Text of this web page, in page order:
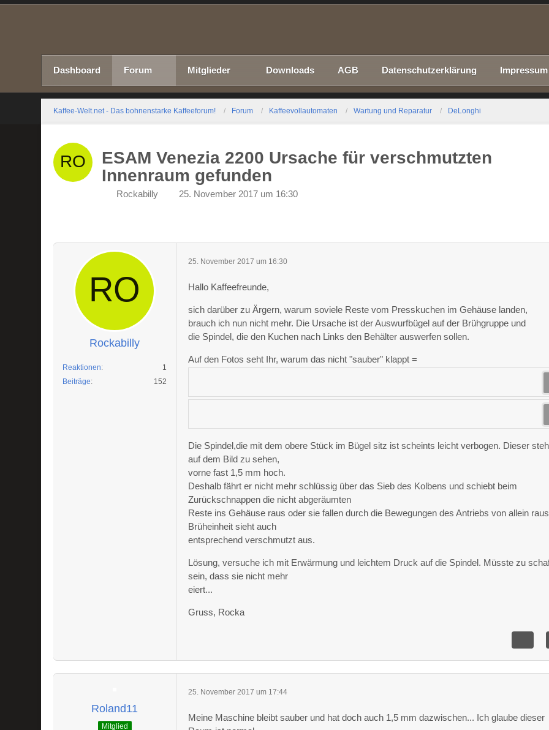
Dashboard Forum Mitglieder Downloads AGB Datenschutzerklärung Impressum
Kaffee-Welt.net - Das bohnenstarke Kaffeeforum! Forum Kaffeevollautomaten Wartung und Reparatur DeLonghi
ESAM Venezia 2200 Ursache für verschmutzten
Innenraum gefunden
Rockabilly 25. November 2017 um 16:30
Rockabilly
Reaktionen
1
Beiträge
152
25. November 2017 um 16:30
Hallo Kaffeefreunde,
sich darüber zu Ärgern, warum soviele Reste vom Presskuchen im Gehäuse landen,
brauch ich nun nicht mehr. Die Ursache ist der Auswurfbügel auf der Brühgruppe und
die Spindel, die den Kuchen nach Links den Behälter auswerfen sollen.
Auf den Fotos seht Ihr, warum das nicht "sauber" klappt =
Die Spindel,die mit dem obere Stück im Bügel sitz ist scheints leicht verbogen. Dieser
auf dem Bild zu sehen,
vorne fast 1,5 mm hoch.
Deshalb fährt er nicht mehr schlüssig über das Sieb des Kolbens und schiebt beim
Zurückschnappen die nicht abgeräumten
Reste ins Gehäuse raus oder sie fallen durch die Bewegungen des Antriebs von allein
Brüheinheit sieht auch
entsprechend verschmutzt aus.
Lösung, versuche ich mit Erwärmung und leichtem Druck auf die Spindel. Müsste zu
sein, dass sie nicht mehr
eiert...
Gruss, Rocka
Roland11
Mitglied
25. November 2017 um 17:44
Meine Maschine bleibt sauber und hat doch auch 1,5 mm dazwischen... Ich glaube dieser